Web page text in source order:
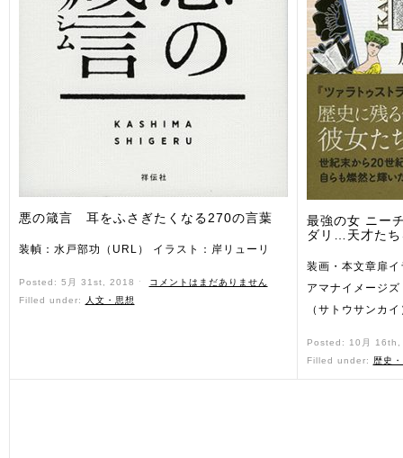
悪の箴言 耳をふさぎたくなる270の言葉
装幀：水戸部功（URL） イラスト：岸リューリ
Posted: 5月 31st, 2018 ˑ
コメントはまだありません
Filled under:
人文・思想
最強の女 ニー
ダリ…天才た
装画・本文章扉
アマナイメージ
（サトウサンカ
Posted: 10月
Filled under:
歴史